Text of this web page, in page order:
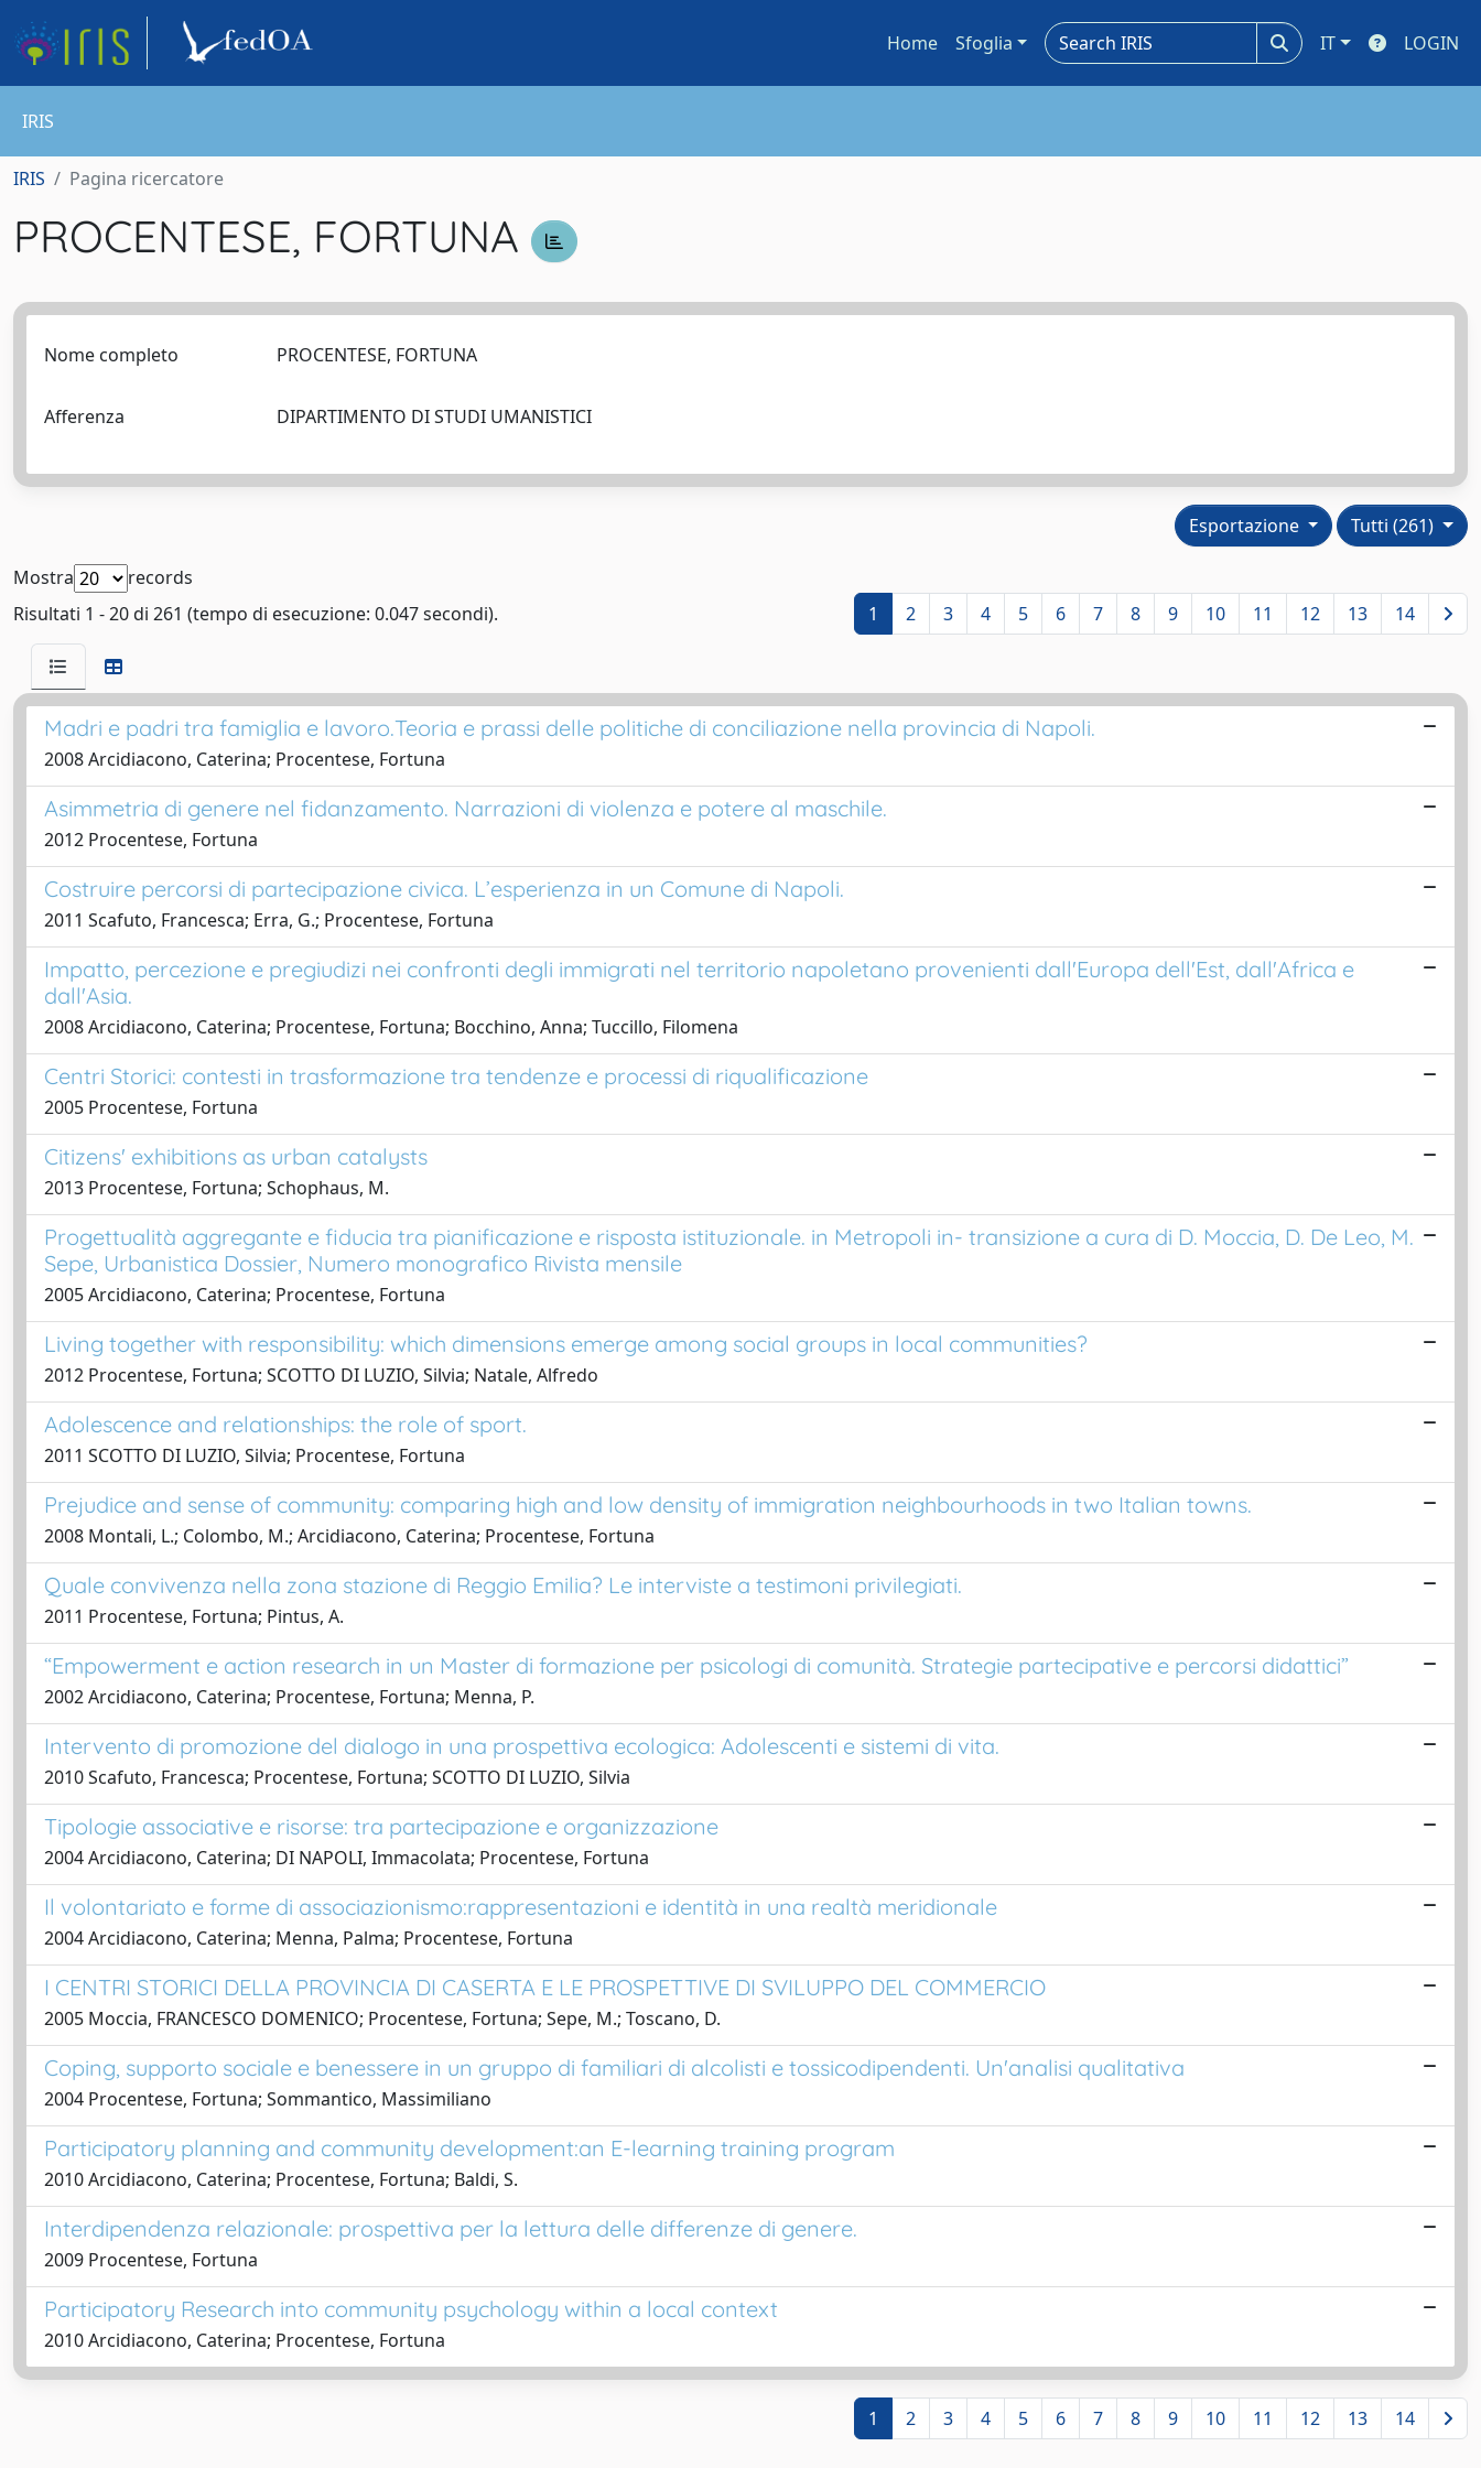
Home Sfoglia IT LOGIN
IRIS
IRIS Pagina ricercatore
PROCENTESE, FORTUNA
Nome completo PROCENTESE, FORTUNA
Afferenza DIPARTIMENTO DI STUDI UMANISTICI
Tutti (261)
Esportazione
Mostra
records
Risultati 1 - 20 di 261 (tempo di esecuzione: 0.047 secondi).
1 2 3 4 5 6 7 8 9 10 11 12 13 14
Madri e padri tra famiglia e lavoro.Teoria e prassi delle politiche di conciliazione nella provincia di Napoli.
2008 Arcidiacono, Caterina; Procentese, Fortuna
Asimmetria di genere nel fidanzamento. Narrazioni di violenza e potere al maschile.
2012 Procentese, Fortuna
Costruire percorsi di partecipazione civica. L’esperienza in un Comune di Napoli.
2011 Scafuto, Francesca; Erra, G.; Procentese, Fortuna
Impatto, percezione e pregiudizi nei confronti degli immigrati nel territorio napoletano provenienti dall'Europa dell'Est, dall'Africa e
dall'Asia.
2008 Arcidiacono, Caterina; Procentese, Fortuna; Bocchino, Anna; Tuccillo, Filomena
Centri Storici: contesti in trasformazione tra tendenze e processi di riqualificazione
2005 Procentese, Fortuna
Citizens' exhibitions as urban catalysts
2013 Procentese, Fortuna; Schophaus, M.
Progettualità aggregante e fiducia tra pianificazione e risposta istituzionale. in Metropoli in- transizione a cura di D. Moccia, D. De Leo, M.
Sepe, Urbanistica Dossier, Numero monografico Rivista mensile
2005 Arcidiacono, Caterina; Procentese, Fortuna
Living together with responsibility: which dimensions emerge among social groups in local communities?
2012 Procentese, Fortuna; SCOTTO DI LUZIO, Silvia; Natale, Alfredo
Adolescence and relationships: the role of sport.
2011 SCOTTO DI LUZIO, Silvia; Procentese, Fortuna
Prejudice and sense of community: comparing high and low density of immigration neighbourhoods in two Italian towns.
2008 Montali, L.; Colombo, M.; Arcidiacono, Caterina; Procentese, Fortuna
Quale convivenza nella zona stazione di Reggio Emilia? Le interviste a testimoni privilegiati.
2011 Procentese, Fortuna; Pintus, A.
“Empowerment e action research in un Master di formazione per psicologi di comunità. Strategie partecipative e percorsi didattici”
2002 Arcidiacono, Caterina; Procentese, Fortuna; Menna, P.
Intervento di promozione del dialogo in una prospettiva ecologica: Adolescenti e sistemi di vita.
2010 Scafuto, Francesca; Procentese, Fortuna; SCOTTO DI LUZIO, Silvia
Tipologie associative e risorse: tra partecipazione e organizzazione
2004 Arcidiacono, Caterina; DI NAPOLI, Immacolata; Procentese, Fortuna
Il volontariato e forme di associazionismo:rappresentazioni e identità in una realtà meridionale
2004 Arcidiacono, Caterina; Menna, Palma; Procentese, Fortuna
I CENTRI STORICI DELLA PROVINCIA DI CASERTA E LE PROSPETTIVE DI SVILUPPO DEL COMMERCIO
2005 Moccia, FRANCESCO DOMENICO; Procentese, Fortuna; Sepe, M.; Toscano, D.
Coping, supporto sociale e benessere in un gruppo di familiari di alcolisti e tossicodipendenti. Un'analisi qualitativa
2004 Procentese, Fortuna; Sommantico, Massimiliano
Participatory planning and community development:an E-learning training program
2010 Arcidiacono, Caterina; Procentese, Fortuna; Baldi, S.
Interdipendenza relazionale: prospettiva per la lettura delle differenze di genere.
2009 Procentese, Fortuna
Participatory Research into community psychology within a local context
2010 Arcidiacono, Caterina; Procentese, Fortuna
1 2 3 4 5 6 7 8 9 10 11 12 13 14